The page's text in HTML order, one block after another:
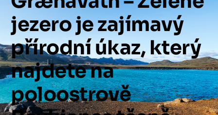
jezerojezajímavý
přírodníúkaz,který
najdetena
poloostrově